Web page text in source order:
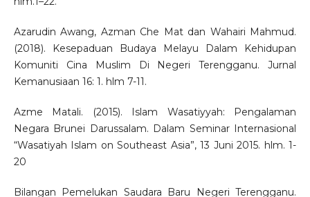
Azarudin Awang, Azman Che Mat dan Wahairi Mahmud.
(2018). Kesepaduan Budaya Melayu Dalam Kehidupan
Komuniti Cina Muslim Di Negeri Terengganu. Jurnal
Kemanusiaan 16: 1. hlm 7-11.
Azme Matali. (2015). Islam Wasatiyyah: Pengalaman
Negara Brunei Darussalam. Dalam Seminar Internasional
“Wasatiyah Islam on Southeast Asia”, 13 Juni 2015. hlm. 1-
20
Bilangan Pemelukan Saudara Baru Negeri Terengganu.